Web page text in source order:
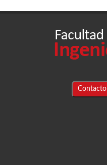
Contacto